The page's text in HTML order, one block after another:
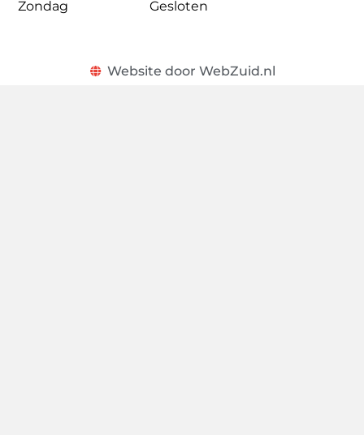
Zondag
Gesloten
Website door WebZuid.nl